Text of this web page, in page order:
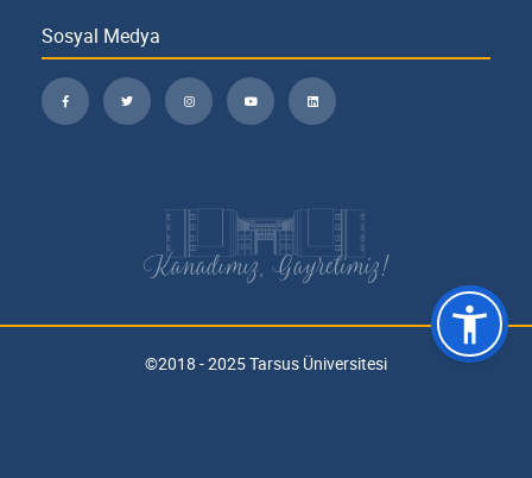
Sosyal Medya
Kanadımız, Gayretimiz!
©2018 - 2025 Tarsus Üniversitesi